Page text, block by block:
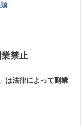
禁止
は法律によって副業